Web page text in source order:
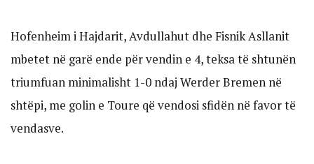
Hofenheim i Hajdarit, Avdullahut dhe Fisnik Asllanit
mbetet në garë ende për vendin e 4, teksa të shtunën
triumfuan minimalisht 1-0 ndaj Werder Bremen në
shtëpi, me golin e Toure që vendosi sfidën në favor të
vendasve.